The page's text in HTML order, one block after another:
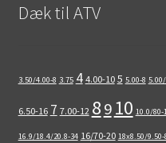
Dæk til ATV
3.50/4.00-8 3.75 4 4.00-10 5 5.00-8
6.50-16 7 7.00-12 89 10 10.0/80-
16.9/18.4/20.8-34 16/70-20 18x8.50/9.50-